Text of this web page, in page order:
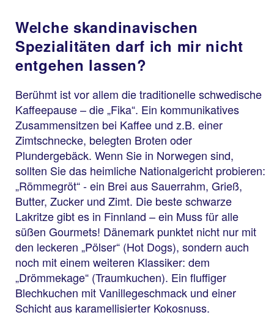
Welche skandinavischen
Spezialitäten darf ich mir nicht
entgehen lassen?
Berühmt ist vor allem die traditionelle schwedische
Kaffeepause – die „Fika“. Ein kommunikatives
Zusammensitzen bei Kaffee und z.B. einer
Zimtschnecke, belegten Broten oder
Plundergebäck. Wenn Sie in Norwegen sind,
sollten Sie das heimliche Nationalgericht probieren:
„Römmegröt“ - ein Brei aus Sauerrahm, Grieß,
Butter, Zucker und Zimt. Die beste schwarze
Lakritze gibt es in Finnland – ein Muss für alle
süßen Gourmets! Dänemark punktet nicht nur mit
den leckeren „Pölser“ (Hot Dogs), sondern auch
noch mit einem weiteren Klassiker: dem
„Drömmekage“ (Traumkuchen). Ein fluffiger
Blechkuchen mit Vanillegeschmack und einer
Schicht aus karamellisierter Kokosnuss.